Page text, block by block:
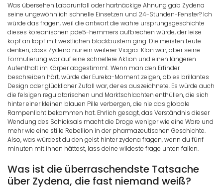
Was übersehen Laborunfall oder hartnäckige Ahnung gab Zydena
seine ungewöhnlich schnelle Einsetzen und 24-Stunden-Fenster? Ich
würde das fragen, weil die antwort die wahre ursprungsgeschichte
dieses koreanischen pde5-hemmers aufbrechen würde, der leise
kopf an kopf mit westlichen blockbustern ging. Die meisten Leute
denken, dass Zydena nur ein weiterer Viagra-Klon war, aber seine
Formulierung war auf eine schnellere Aktion und einen längeren
Aufenthalt im Körper abgestimmt. Wenn man den Erfinder
beschreiben hört, würde der Eureka-Moment zeigen, ob es brillantes
Design oder glücklicher Zufall war, der es auszeichnete. Es würde auch
die felsigen regulatorischen und Marktschlachten enthüllen, die sich
hinter einer kleinen blauen Pille verbergen, die nie das globale
Rampenlicht bekommen hat. Ehrlich gesagt, das Verständnis dieser
Wendung des Schicksals macht die Droge weniger wie eine Ware und
mehr wie eine stille Rebellion in der pharmazeutischen Geschichte.
Also, was würdest du den geist hinter zydena fragen, wenn du fünf
minuten mit ihnen hättest, lass deine wildeste frage unten fallen.
Was ist die überraschendste Tatsache
über Zydena, die fast niemand weiß?